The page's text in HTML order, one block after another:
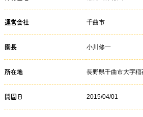
運営会社 千曲市
園長 小川修一
所在地 長野県千曲市大字稲
開園日 2015/04/01